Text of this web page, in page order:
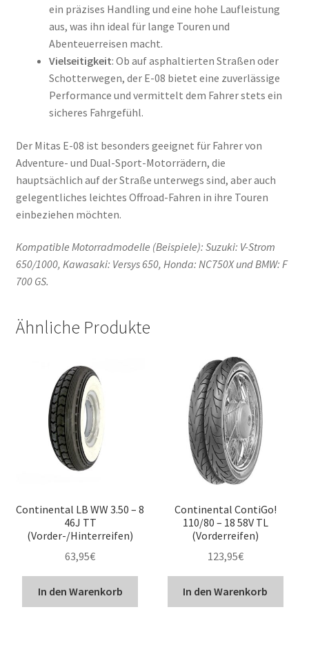
ein präzises Handling und eine hohe Laufleistung
aus, was ihn ideal für lange Touren und
Abenteuerreisen macht.
Vielseitigkeit: Ob auf asphaltierten Straßen oder
Schotterwegen, der E-08 bietet eine zuverlässige
Performance und vermittelt dem Fahrer stets ein
sicheres Fahrgefühl.
Der Mitas E-08 ist besonders geeignet für Fahrer von
Adventure- und Dual-Sport-Motorrädern, die
hauptsächlich auf der Straße unterwegs sind, aber auch
gelegentliches leichtes Offroad-Fahren in ihre Touren
einbeziehen möchten.
Kompatible Motorradmodelle (Beispiele): Suzuki: V-Strom
650/1000, Kawasaki: Versys 650, Honda: NC750X und BMW: F
700 GS.
Ähnliche Produkte
Continental LB WW 3.50 – 8
46J TT
(Vorder-/Hinterreifen)
63,95€
In den Warenkorb
Continental ContiGo!
110/80 – 18 58V TL
(Vorderreifen)
123,95€
In den Warenkorb